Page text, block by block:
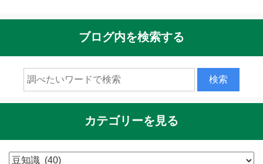
ブログ内を検索する
カテゴリーを見る
カ